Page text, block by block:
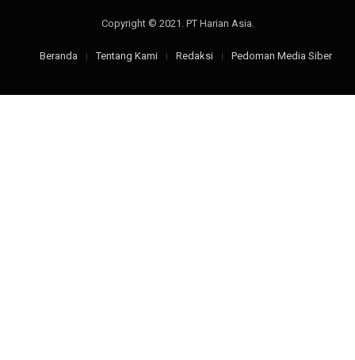
Copyright © 2021. PT Harian Asia.
Beranda Tentang Kami Redaksi Pedoman Media Siber